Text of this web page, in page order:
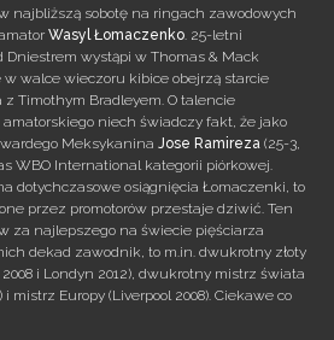
w najbliższą sobotę na ringach zawodowych
Wasyl Łomaczenko . 25-letni
Dniestrem wystąpi w Thomas & Mack
w walce wieczoru kibice obejrzą starcie
z Timothym Bradleyem.O talencie
niech świadczy fakt, że jako
MeksykaninaJose Ramireza (25-3,
WBO International kategorii piórkowej.
dotychczasowe osiągnięcia Łomaczenki, to
przez promotorów przestaje dziwić. Ten
za najlepszego na świecie pięściarza
dekad zawodnik, to m.in. dwukrotny złoty
i Londyn 2012), dwukrotny mistrz świata
i mistrz Europy (Liverpool 2008). Ciekawe co